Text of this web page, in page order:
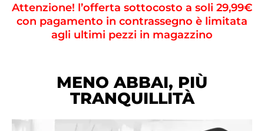
Attenzione! l’offerta sottocosto a soli 29,99€
con pagamento in contrassegno è limitata
agli ultimi pezzi in magazzino
MENO ABBAI, PIÙ
TRANQUILLITÀ